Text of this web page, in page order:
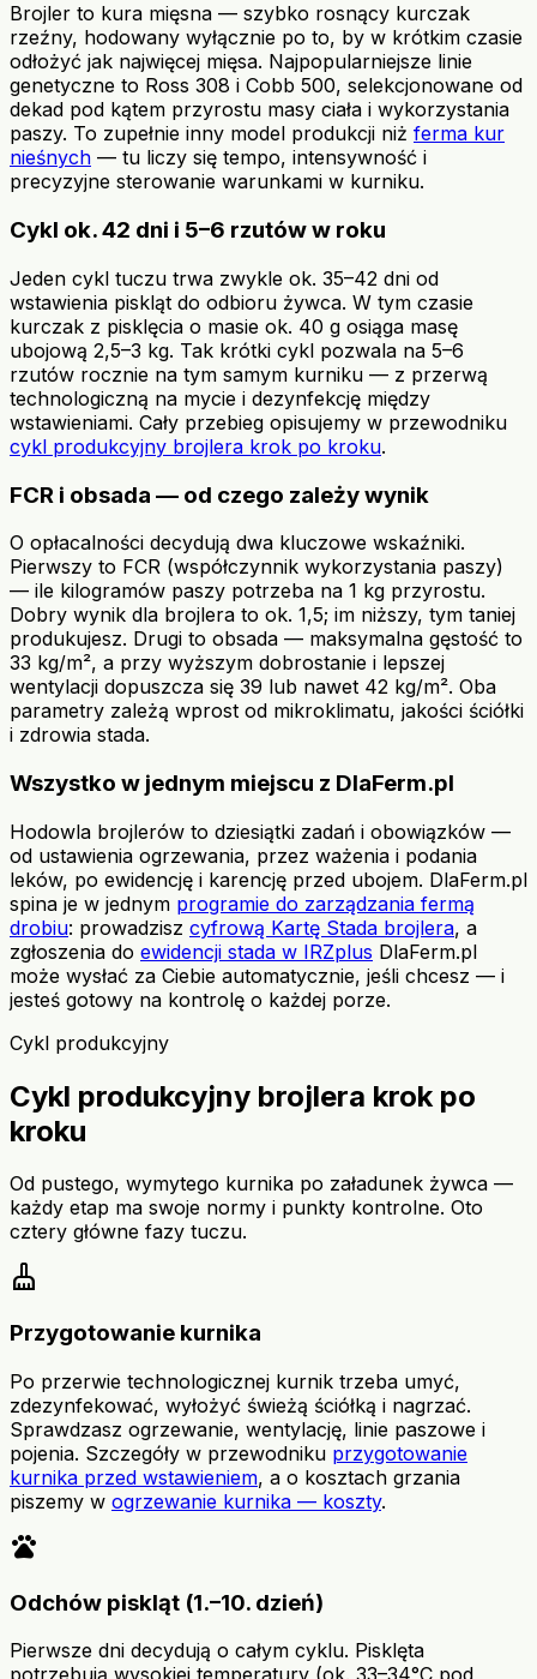
Brojler to kura mięsna — szybko rosnący kurczak
rzeźny, hodowany wyłącznie po to, by w krótkim czasie
odłożyć jak najwięcej mięsa. Najpopularniejsze linie
genetyczne to Ross 308 i Cobb 500, selekcjonowane od
dekad pod kątem przyrostu masy ciała i wykorzystania
paszy. To zupełnie inny model produkcji niż ferma kur
nieśnych — tu liczy się tempo, intensywność i
precyzyjne sterowanie warunkami w kurniku.
Cykl ok. 42 dni i 5–6 rzutów w roku
Jeden cykl tuczu trwa zwykle ok. 35–42 dni od
wstawienia piskląt do odbioru żywca. W tym czasie
kurczak z pisklęcia o masie ok. 40 g osiąga masę
ubojową 2,5–3 kg. Tak krótki cykl pozwala na 5–6
rzutów rocznie na tym samym kurniku — z przerwą
technologiczną na mycie i dezynfekcję między
wstawieniami. Cały przebieg opisujemy w przewodniku
cykl produkcyjny brojlera krok po kroku.
FCR i obsada — od czego zależy wynik
O opłacalności decydują dwa kluczowe wskaźniki.
Pierwszy to FCR (współczynnik wykorzystania paszy)
— ile kilogramów paszy potrzeba na 1 kg przyrostu.
Dobry wynik dla brojlera to ok. 1,5; im niższy, tym taniej
produkujesz. Drugi to obsada — maksymalna gęstość to
33 kg/m², a przy wyższym dobrostanie i lepszej
wentylacji dopuszcza się 39 lub nawet 42 kg/m². Oba
parametry zależą wprost od mikroklimatu, jakości ściółki
i zdrowia stada.
Wszystko w jednym miejscu z DlaFerm.pl
Hodowla brojlerów to dziesiątki zadań i obowiązków —
od ustawienia ogrzewania, przez ważenia i podania
leków, po ewidencję i karencję przed ubojem. DlaFerm.pl
spina je w jednym programie do zarządzania fermą
drobiu: prowadzisz cyfrową Kartę Stada brojlera, a
zgłoszenia do ewidencji stada w IRZplus DlaFerm.pl
może wysłać za Ciebie automatycznie, jeśli chcesz — i
jesteś gotowy na kontrolę o każdej porze.
Cykl produkcyjny
Cykl produkcyjny brojlera krok po
kroku
Od pustego, wymytego kurnika po załadunek żywca —
każdy etap ma swoje normy i punkty kontrolne. Oto
cztery główne fazy tuczu.
cleaning_services
Przygotowanie kurnika
Po przerwie technologicznej kurnik trzeba umyć,
zdezynfekować, wyłożyć świeżą ściółką i nagrzać.
Sprawdzasz ogrzewanie, wentylację, linie paszowe i
pojenia. Szczegóły w przewodniku przygotowanie
kurnika przed wstawieniem, a o kosztach grzania
piszemy w ogrzewanie kurnika — koszty.
pets
Odchów piskląt (1.–10. dzień)
Pierwsze dni decydują o całym cyklu. Pisklęta